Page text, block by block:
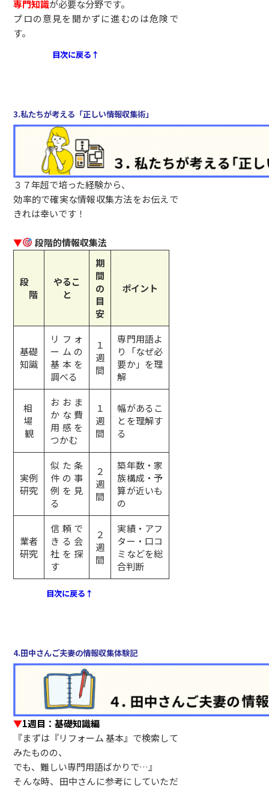
専門知識が必要な分野です。
プロの意見を聞かずに進むのは危険で
す。
目次に戻る↑
3.私たちが考える「正しい情報収集術」
３７年超で培った経験から、
効率的で確実な情報収集方法をお伝えで
きれは幸いです！
▼ 段階的情報収集法
段
階
やるこ
と
期
間
の
目
安
ポイント
基礎
知識
リフォ
ームの
基本を
調べる
１
週
間
専門用語よ
り「なぜ必
要か」を理
解
相
場
観
おおま
かな費
用感を
つかむ
１
週
間
幅があるこ
とを理解す
る
実例
研究
似た条
件の事
例を見
る
２
週
間
築年数・家
族構成・予
算が近いも
の
業者
研究
信頼で
きる会
社を探
す
２
週
間
実績・アフ
ター・口コ
ミなどを総
合判断
目次に戻る↑
4.田中さんご夫妻の情報収集体験記
▼1週目：基礎知識編
『まずは『リフォーム 基本』で検索して
みたものの、
でも、難しい専門用語ばかりで…』
そんな時、田中さんに参考にしていただ